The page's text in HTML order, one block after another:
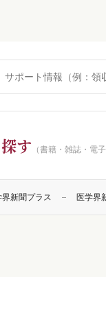
探す （書籍・雑誌・電子
界新聞プラス 医学界